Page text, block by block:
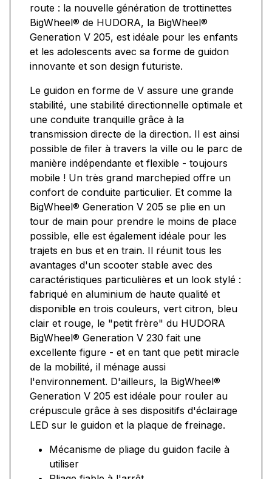
route : la nouvelle génération de trottinettes
BigWheel® de HUDORA, la BigWheel®
Generation V 205, est idéale pour les enfants
et les adolescents avec sa forme de guidon
innovante et son design futuriste.
Le guidon en forme de V assure une grande
stabilité, une stabilité directionnelle optimale et
une conduite tranquille grâce à la
transmission directe de la direction. Il est ainsi
possible de filer à travers la ville ou le parc de
manière indépendante et flexible - toujours
mobile ! Un très grand marchepied offre un
confort de conduite particulier. Et comme la
BigWheel® Generation V 205 se plie en un
tour de main pour prendre le moins de place
possible, elle est également idéale pour les
trajets en bus et en train. Il réunit tous les
avantages d'un scooter stable avec des
caractéristiques particulières et un look stylé :
fabriqué en aluminium de haute qualité et
disponible en trois couleurs, vert citron, bleu
clair et rouge, le "petit frère" du HUDORA
BigWheel® Generation V 230 fait une
excellente figure - et en tant que petit miracle
de la mobilité, il ménage aussi
l'environnement. D'ailleurs, la BigWheel®
Generation V 205 est idéale pour rouler au
crépuscule grâce à ses dispositifs d'éclairage
LED sur le guidon et la plaque de freinage.
Mécanisme de pliage du guidon facile à
utiliser